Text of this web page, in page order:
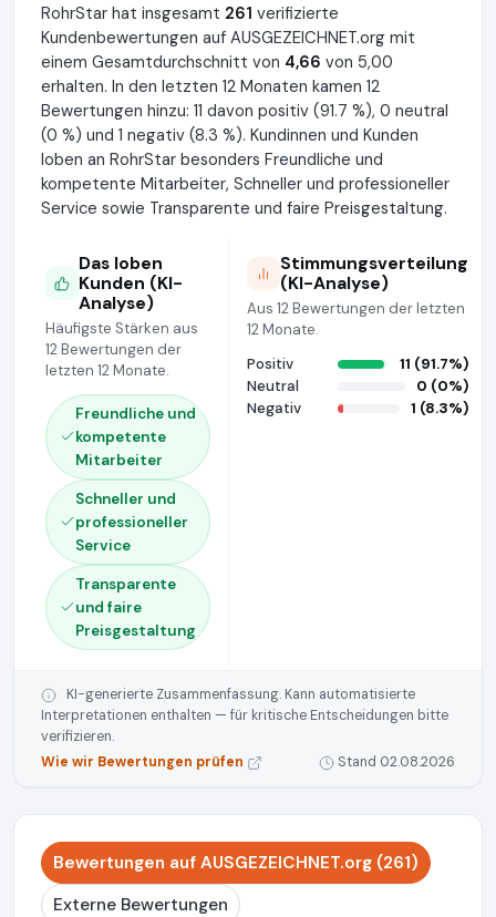
RohrStar hat insgesamt 261 verifizierte
Kundenbewertungen auf AUSGEZEICHNET.org mit
einem Gesamtdurchschnitt von 4,66 von 5,00
erhalten. In den letzten 12 Monaten kamen 12
Bewertungen hinzu: 11 davon positiv (91.7 %), 0 neutral
(0 %) und 1 negativ (8.3 %). Kundinnen und Kunden
loben an RohrStar besonders Freundliche und
kompetente Mitarbeiter, Schneller und professioneller
Service sowie Transparente und faire Preisgestaltung.
Das loben
Kunden (KI-
Analyse)
Häufigste Stärken aus
12 Bewertungen der
letzten 12 Monate.
Freundliche und
kompetente
Mitarbeiter
Schneller und
professioneller
Service
Transparente
und faire
Preisgestaltung
Stimmungsverteilung
(KI-Analyse)
Aus 12 Bewertungen der letzten
12 Monate.
Positiv
11 (91.7%)
Neutral
0 (0%)
Negativ
1 (8.3%)
KI-generierte Zusammenfassung. Kann automatisierte
Interpretationen enthalten — für kritische Entscheidungen bitte
verifizieren.
Wie wir Bewertungen prüfen
Stand 02.08.2026
Bewertungen auf AUSGEZEICHNET.org (261)
Externe Bewertungen